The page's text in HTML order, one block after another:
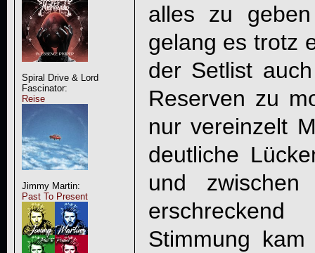
Spiral Drive & Lord
Fascinator:
Reise
Jimmy Martin:
Past To Present
alles zu
gelang es trotz
der Setlist
Reserven zu
nur vereinzelt
deutliche
und
Stimmung